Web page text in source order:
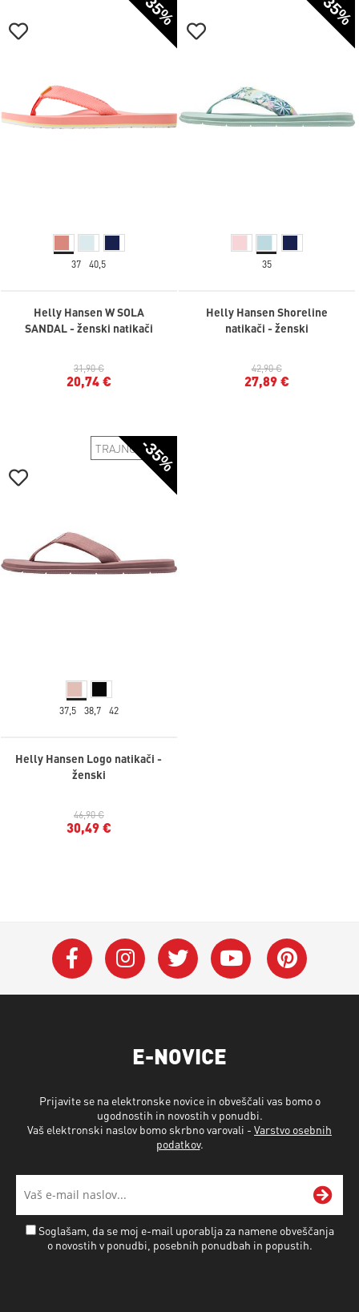
-35%
37 40,5
Helly Hansen W SOLA
SANDAL - ženski natikači
31,90 €
20,74 €
-35%
35
Helly Hansen Shoreline
natikači - ženski
42,90 €
27,89 €
-35%
TRAJNOSTNO
37,5 38,7 42
Helly Hansen Logo natikači -
ženski
46,90 €
30,49 €
E-NOVICE
Prijavite se na elektronske novice in obveščali vas bomo o
ugodnostih in novostih v ponudbi.
Vaš elektronski naslov bomo skrbno varovali - Varstvo osebnih
podatkov.
Soglašam, da se moj e-mail uporablja za namene obveščanja
o novostih v ponudbi, posebnih ponudbah in popustih.